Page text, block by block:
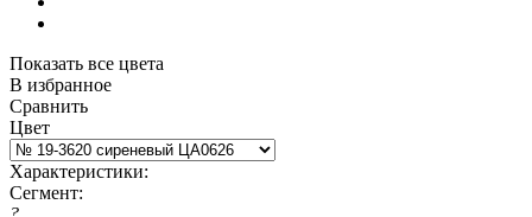
Показать все цвета
В избранное
Сравнить
Цвет
Характеристики:
Сегмент: